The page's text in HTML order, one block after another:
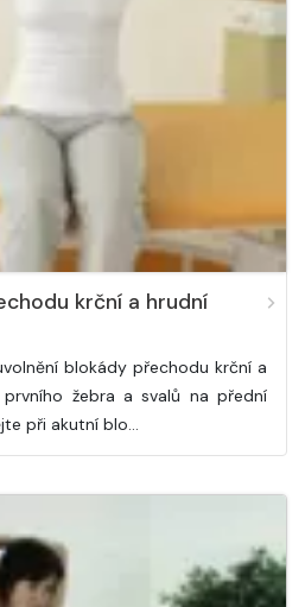
krční a hrudní
blokády přechodu krční a
žebra a svalů na přední
při akutní blo…